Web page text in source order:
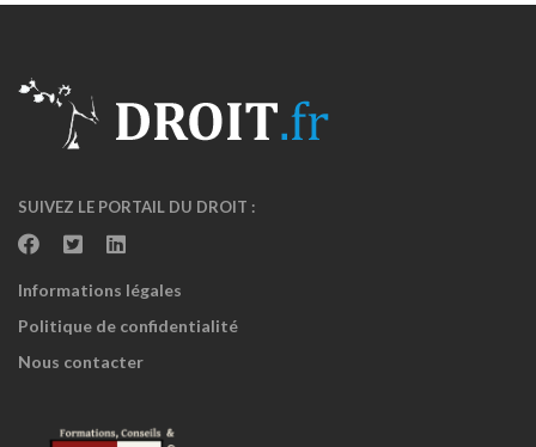
SUIVEZ LE PORTAIL DU DROIT :
Informations légales
Politique de confidentialité
Nous contacter